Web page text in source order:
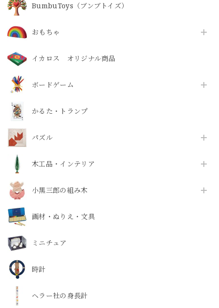
BumbuToys（ブンブトイズ）
おもちゃ
イカロス オリジナル商品
ボードゲーム
かるた・トランプ
パズル
木工品・インテリア
小黒三郎の組み木
画材・ぬりえ・文具
ミニチュア
時計
ヘラー社の身長計